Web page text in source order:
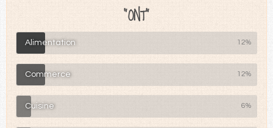
"ONT"
Alimentation 12%
Commerce 12%
Cuisine 6%